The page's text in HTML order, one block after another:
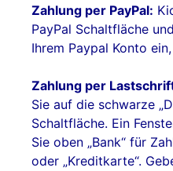
Zahlung per PayPal:
PayPal Schaltfläche
Ihrem Paypal Konto
Zahlung per
Sie auf die schwarze
Schaltfläche. Ein
Sie oben „Bank“ für
oder „Kreditkarte“.